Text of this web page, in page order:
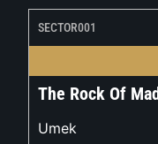
SECTOR001
The Rock Of
Umek